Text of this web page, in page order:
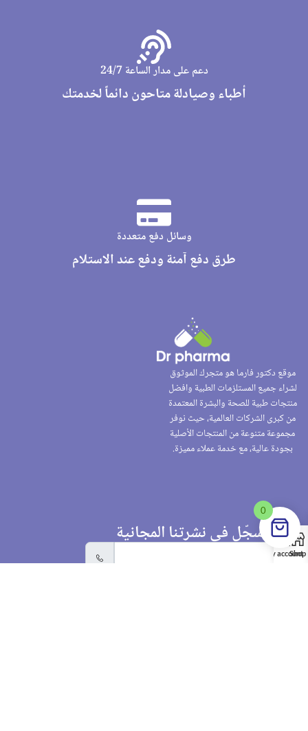
دعم على مدار الساعة 24/7
أطباء وصيادلة متاحون دائماً لخدمتك
وسائل دفع متعددة
طرق دفع آمنة ودفع عند الاستلام
موقع دكتور فارما هو متجرك الموثوق
لشراء جميع المستلزمات الطبية وافضل
منتجات طبية للصحة والبشرة المعتمدة
من كبرى الشركات العالمية، حيث نوفر
مجموعة متنوعة من المنتجات الأصلية
بجودة عالية، مع خدمة عملاء مميزة.
سجّل في نشرتنا المجانية
0
Shop
My account